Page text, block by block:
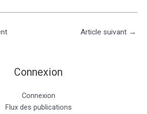
Article suivant →
Connexion
Connexion
Flux des publications